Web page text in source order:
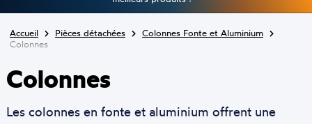
Accueil Pièces détachées
Colonnes Fonte et Aluminium
Colonnes
Colonnes
Les colonnes en fonte et aluminium offrent une